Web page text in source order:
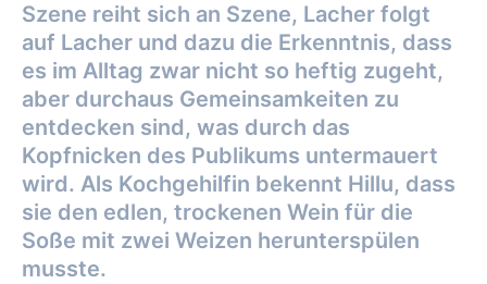
Szene reiht sich an Szene, Lacher folgt
auf Lacher und dazu die Erkenntnis, dass
es im Alltag zwar nicht so heftig zugeht,
aber durchaus Gemeinsamkeiten zu
entdecken sind, was durch das
Kopfnicken des Publikums untermauert
wird. Als Kochgehilfin bekennt Hillu, dass
sie den edlen, trockenen Wein für die
Soße mit zwei Weizen herunterspülen
musste.